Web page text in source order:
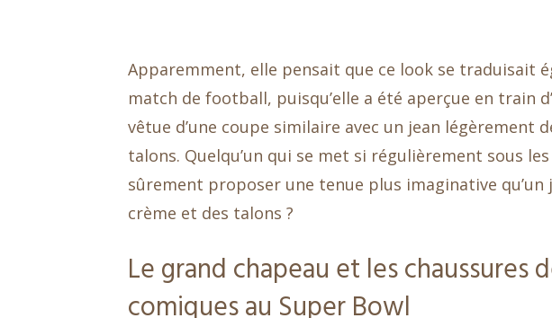
Apparemment, elle pensait que ce look se traduisait
match de football, puisqu’elle a été aperçue en train
vêtue d’une coupe similaire avec un jean légèrement
talons. Quelqu’un qui se met si régulièrement sous
sûrement proposer une tenue plus imaginative qu’un
crème et des talons ?
Le grand chapeau et les chaussures
comiques au Super Bowl